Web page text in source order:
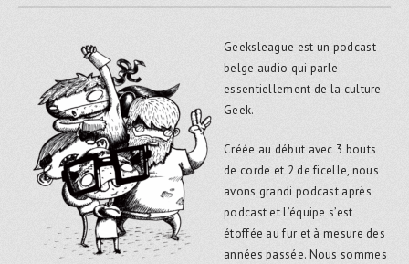
Geeksleague est un podcast
belge audio qui parle
essentiellement de la culture
Geek.
Créée au début avec 3 bouts
de corde et 2 de ficelle, nous
avons grandi podcast après
podcast et l’équipe s’est
étoffée au fur et à mesure des
années passée. Nous sommes